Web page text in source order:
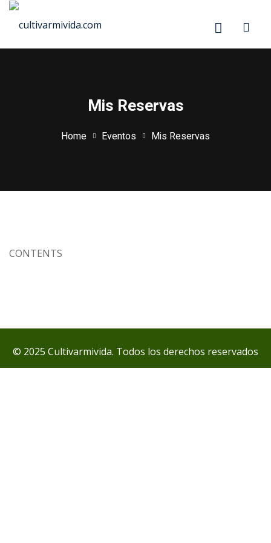
Skip
Mis Reservas
Home Eventos Mis Reservas
CONTENTS
© 2025 Cultivarmivida. Todos los derechos reservados